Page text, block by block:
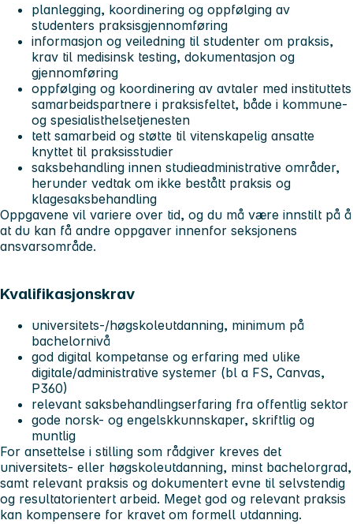
planlegging, koordinering og oppfølging av
studenters praksisgjennomføring
informasjon og veiledning til studenter om praksis,
krav til medisinsk testing, dokumentasjon og
gjennomføring
oppfølging og koordinering av avtaler med instituttets
samarbeidspartnere i praksisfeltet, både i kommune-
og spesialisthelsetjenesten
tett samarbeid og støtte til vitenskapelig ansatte
knyttet til praksisstudier
saksbehandling innen studieadministrative områder,
herunder vedtak om ikke bestått praksis og
klagesaksbehandling
Oppgavene vil variere over tid, og du må være innstilt på å
at du kan få andre oppgaver innenfor seksjonens
ansvarsområde.
Kvalifikasjonskrav
universitets-/høgskoleutdanning, minimum på
bachelornivå
god digital kompetanse og erfaring med ulike
digitale/administrative systemer (bl a FS, Canvas,
P360)
relevant saksbehandlingserfaring fra offentlig sektor
gode norsk- og engelskkunnskaper, skriftlig og
muntlig
For ansettelse i stilling som rådgiver kreves det
universitets- eller høgskoleutdanning, minst bachelorgrad,
samt relevant praksis og dokumentert evne til selvstendig
og resultatorientert arbeid. Meget god og relevant praksis
kan kompensere for kravet om formell utdanning.